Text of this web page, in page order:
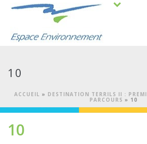
10
ACCUEIL » DESTINATION TERRILS II :
PARCOURS » 10
10